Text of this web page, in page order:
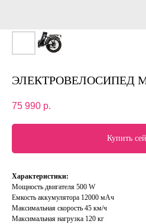
ЭЛЕКТРОВЕЛОСИПЕД
75 990 р.
Купить
Характеристики:
Мощность двигателя 500 W
Емкость аккумулятора 12000 мАч
Максимальная скорость 45 км/ч
Максимальная нагрузка 120 кг